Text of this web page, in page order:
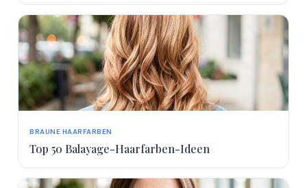
BRAUNE HAARFARBEN
Top 50 Balayage-Haarfarben-Ideen